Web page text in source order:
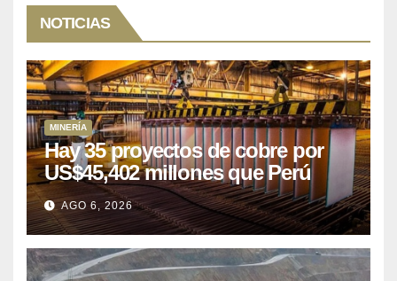
NOTICIAS
MINERÍA
Hay 35 proyectos de cobre por
US$45,402 millones que Perú
puede aprovechar
AGO 6, 2026